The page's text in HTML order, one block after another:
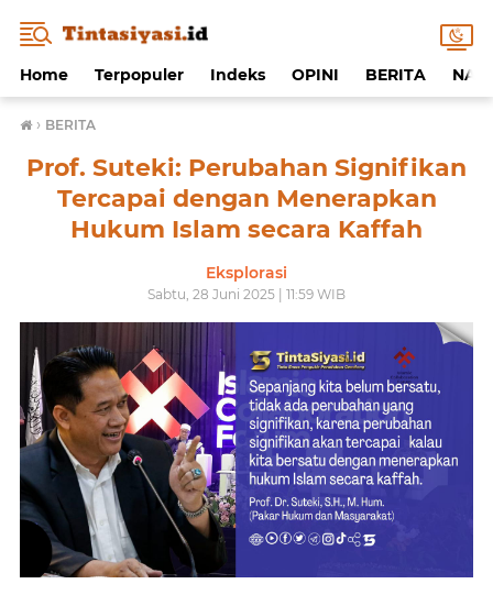
Home Terpopuler Indeks OPINI BERITA
› BERITA
Prof. Suteki: Perubahan Signifikan
Tercapai dengan Menerapkan
Hukum Islam secara Kaffah
Eksplorasi
Sabtu, 28 Juni 2025 | 11:59 WIB